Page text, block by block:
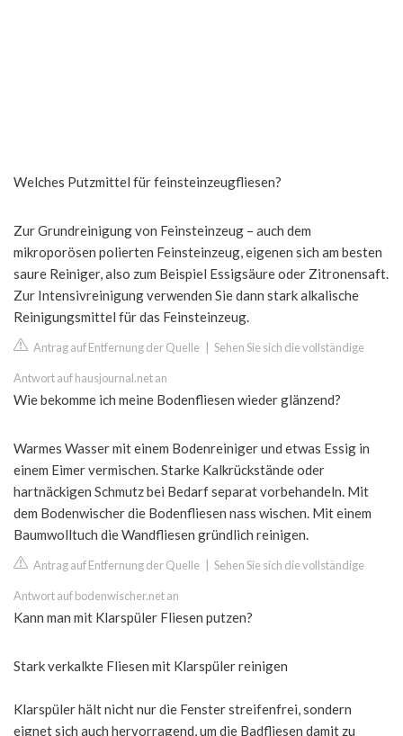
Welches Putzmittel für feinsteinzeugfliesen?
Zur Grundreinigung von Feinsteinzeug – auch dem
mikroporösen polierten Feinsteinzeug, eigenen sich am besten
saure Reiniger, also zum Beispiel Essigsäure oder Zitronensaft.
Zur Intensivreinigung verwenden Sie dann stark alkalische
Reinigungsmittel für das Feinsteinzeug.
Antrag auf Entfernung der Quelle Sehen Sie sich die vollständige
Antwort auf hausjournal.net an
Wie bekomme ich meine Bodenfliesen wieder glänzend?
Warmes Wasser mit einem Bodenreiniger und etwas Essig in
einem Eimer vermischen. Starke Kalkrückstände oder
hartnäckigen Schmutz bei Bedarf separat vorbehandeln. Mit
dem Bodenwischer die Bodenfliesen nass wischen. Mit einem
Baumwolltuch die Wandfliesen gründlich reinigen.
Antrag auf Entfernung der Quelle Sehen Sie sich die vollständige
Antwort auf bodenwischer.net an
Kann man mit Klarspüler Fliesen putzen?
Stark verkalkte Fliesen mit Klarspüler reinigen
Klarspüler hält nicht nur die Fenster streifenfrei, sondern
eignet sich auch hervorragend, um die Badfliesen damit zu